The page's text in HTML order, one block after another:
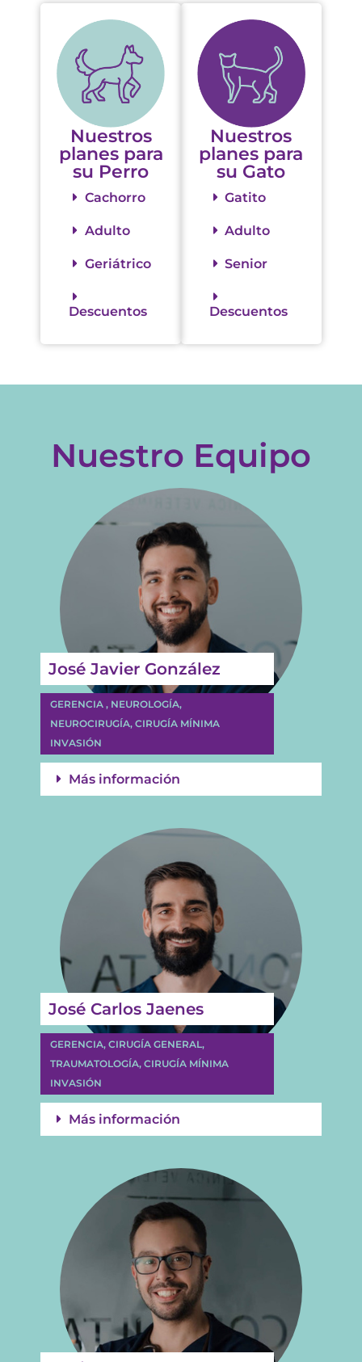
Nuestros
planes para
su Perro
Cachorro
Adulto
Geriátrico
Descuentos
Nuestros
planes para
su Gato
Gatito
Adulto
Senior
Descuentos
Nuestro Equipo
José Javier González
GERENCIA , NEUROLOGÍA,
NEUROCIRUGÍA, CIRUGÍA MÍNIMA
INVASIÓN
Más información
José Carlos Jaenes
GERENCIA, CIRUGÍA GENERAL,
TRAUMATOLOGÍA, CIRUGÍA MÍNIMA
INVASIÓN
Más información